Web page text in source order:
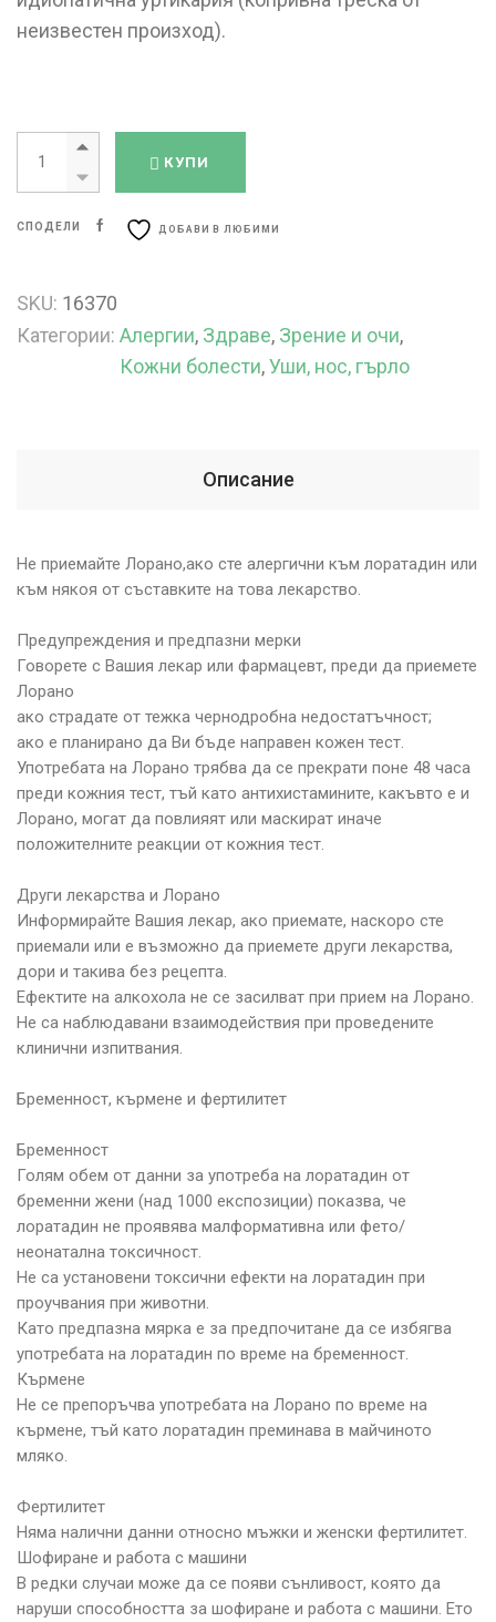
неизвестен произход).
КУПИ
СПОДЕЛИ ДОБАВИ В ЛЮБИМИ
SKU: 16370
Категории: Алергии, Здраве, Зрение и очи,
Кожни болести,Уши, нос, гърло
Описание
Не приемайте Лорано,ако сте алергични към лоратадин или
към някоя от съставките на това лекарство.
Предупреждения и предпазни мерки
Говорете с Вашия лекар или фармацевт, преди да приемете
Лорано
ако страдате от тежка чернодробна недостатъчност;
ако е планирано да Ви бъде направен кожен тест.
Употребата на Лорано трябва да се прекрати поне 48 часа
преди кожния тест, тъй като антихистамините, какъвто e и
Лорано, могат да повлияят или маскират иначе
положителните реакции от кожния тест.
Други лекарства и Лорано
Информирайте Вашия лекар, ако приемате, наскоро сте
приемали или е възможно да приемете други лекарства,
дори и такива без рецепта.
Ефектите на алкохола не се засилват при прием на Лорано.
Не са наблюдавани взаимодействия при проведените
клинични изпитвания.
Бременност, кърмене и фертилитет
Бременност
Голям обем от данни за употреба на лоратадин от
бременни жени (над 1000 експозиции) показва, че
лоратадин не проявява малформативна или фето/
неонатална токсичност.
Не са установени токсични ефекти на лоратадин при
проучвания при животни.
Като предпазна мярка е за предпочитане да се избягва
употребата на лоратадин по време на бременност.
Кърмене
Не се препоръчва употребата на Лорано по време на
кърмене, тъй като лоратадин преминава в майчиното
мляко.
Фертилитет
Няма налични данни относно мъжки и женски фертилитет.
Шофиране и работа с машини
В редки случаи може да се появи сънливост, която да
наруши способността за шофиране и работа с машини. Ето